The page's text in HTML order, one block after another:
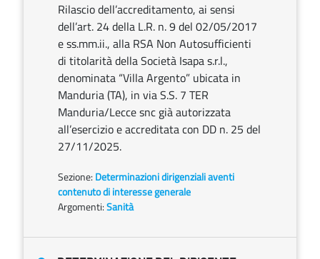
Rilascio dell’accreditamento, ai sensi
dell’art. 24 della L.R. n. 9 del 02/05/2017
e ss.mm.ii., alla RSA Non Autosufficienti
di titolarità della Società Isapa s.r.l.,
denominata “Villa Argento” ubicata in
Manduria (TA), in via S.S. 7 TER
Manduria/Lecce snc già autorizzata
all’esercizio e accreditata con DD n. 25 del
27/11/2025.
Sezione: Determinazioni dirigenziali aventi
contenuto di interesse generale
Argomenti:Sanità